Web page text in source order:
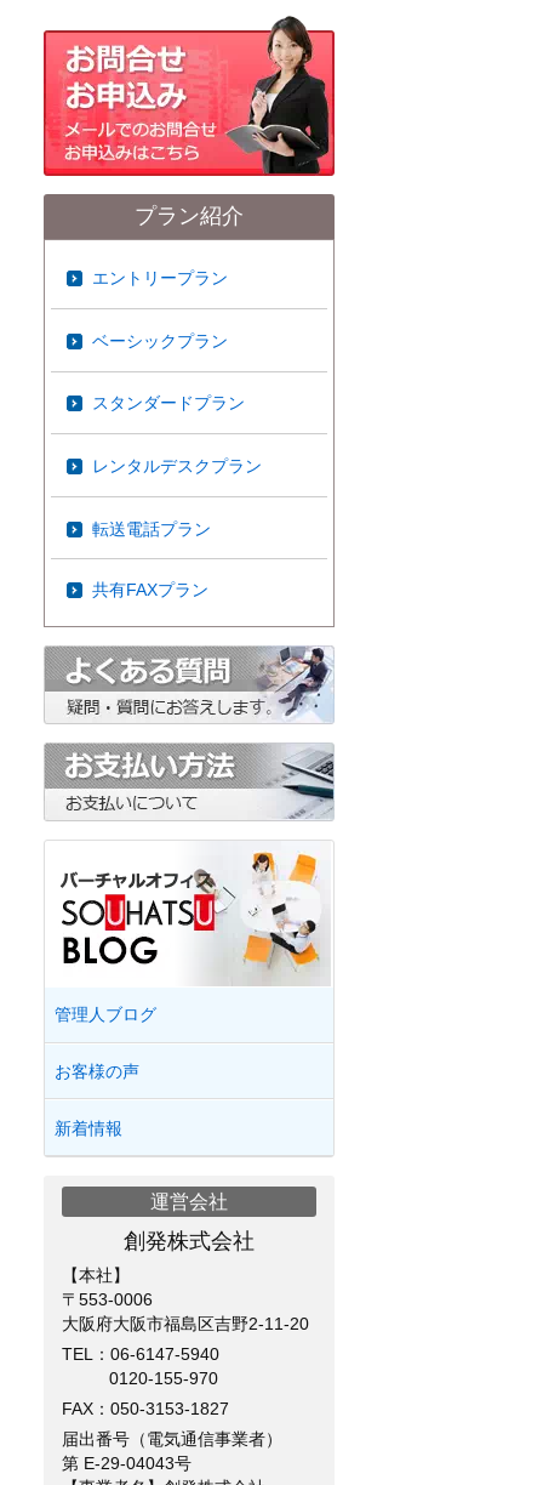
ブ
プラン紹介
エントリープラン
ベーシックプラン
スタンダードプラン
レンタルデスクプラン
転送電話プラン
共有FAXプラン
管理人ブログ
お客様の声
新着情報
運営会社
創発株式会社
【本社】
〒553-0006
大阪府大阪市福島区吉野2-11-20
TEL： 06-6147-5940
0120-155-970
FAX：050-3153-1827
届出番号（電気通信事業者）
第 E-29-04043号